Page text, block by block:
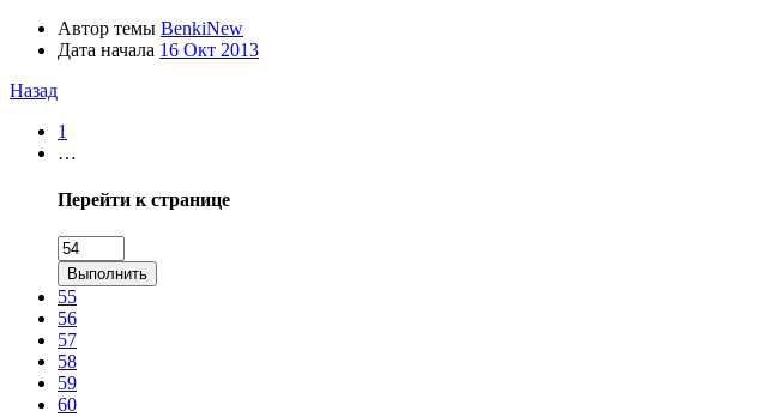
Автор темы BenkiNew
Дата начала 16 Окт 2013
Назад
1
…
Перейти к странице
Выполнить
55
56
57
58
59
60